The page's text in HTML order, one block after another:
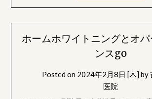
ホームホワイトニングとオ
ンスgo
Posted on 2024年2月8日 [木] by
医院